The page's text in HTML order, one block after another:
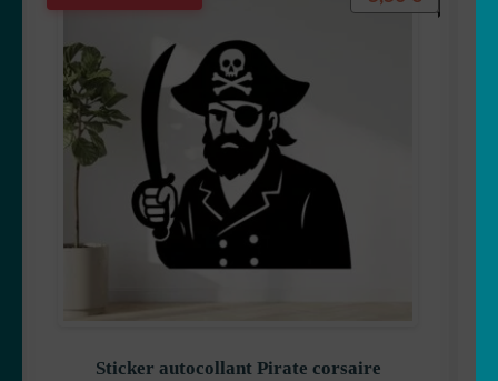
Sticker autocollant Pirate corsaire